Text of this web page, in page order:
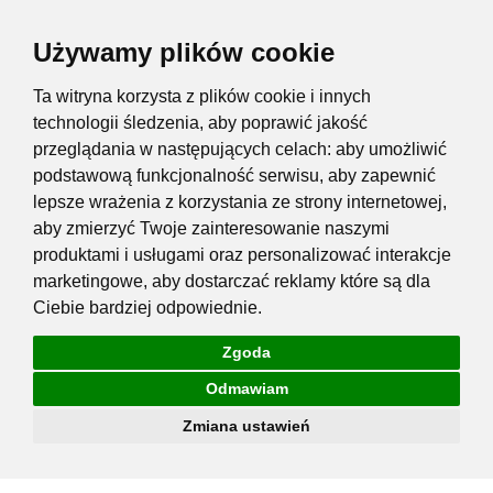
Używamy plików cookie
Ta witryna korzysta z plików cookie i innych
technologii śledzenia, aby poprawić jakość
przeglądania w następujących celach: aby umożliwić
podstawową funkcjonalność serwisu, aby zapewnić
lepsze wrażenia z korzystania ze strony internetowej,
aby zmierzyć Twoje zainteresowanie naszymi
produktami i usługami oraz personalizować interakcje
marketingowe, aby dostarczać reklamy które są dla
Ciebie bardziej odpowiednie.
Zgoda
Odmawiam
Zmiana ustawień